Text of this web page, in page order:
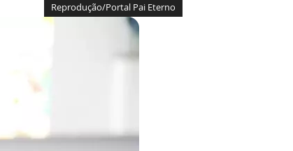
Reprodução/Portal Pai Eterno